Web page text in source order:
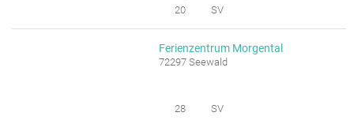
20
SV
Ferienzentrum Morgental
72297 Seewald
28 SV